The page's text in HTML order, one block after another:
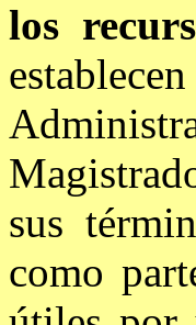
los
sus
como